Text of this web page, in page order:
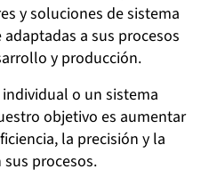
y soluciones de sistema
a sus procesos
y producción.
o un sistema
objetivo es aumentar
la precisión y la
procesos.